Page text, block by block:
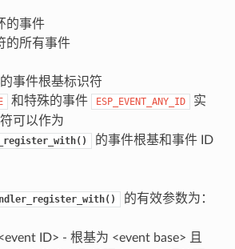
的事件
的所有事件
事件根基标识符
和特殊的事件 ESP_EVENT_ANY_ID
实
可以作为
的事件根基和事件 ID
的有效参数为：
ID> - 根基为 <event base> 且